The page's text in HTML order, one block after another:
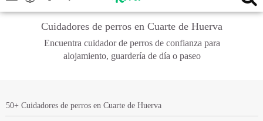
Cuidadores de perros en Cuarte de Huerva
Encuentra cuidador de perros de confianza para
alojamiento, guardería de día o paseo
50+ Cuidadores de perros en Cuarte de Huerva